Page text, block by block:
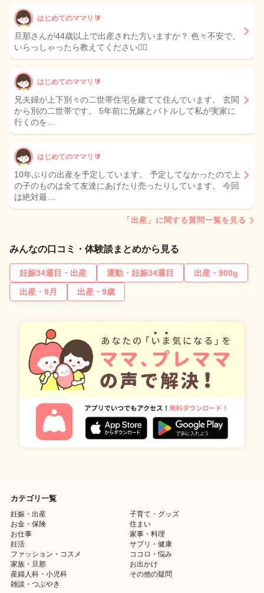
はじめてのママリ🔰
旦那さんが44歳以上で出産された方いますか？ 色々不安で、
いらっしゃったら教えてください🙇‍♀️
はじめてのママリ🔰
兄夫婦が上下別々の二世帯住宅を建てて住んでいます。 玄関
から別の二世帯です。 5年前に兄嫁とバトルして私が実家に
行くのを…
はじめてのママリ🔰
10年ぶりの出産を予定しています。 予定してなかったので上
の子のものは全て友達にあげたり売ったりしています。 今回
は絶対最…
「出産」に関する質問一覧を見る
みんなの口コミ・体験談まとめから見る
妊娠34週目・出産 運動・妊娠34週目
出産・900g
出産・9月
出産・9歳
カテゴリ一覧
妊娠・出産
子育て・グッズ
お金・保険
住まい
お仕事
家事・料理
妊活
サプリ・健康
ファッション・コスメ
ココロ・悩み
家族・旦那
お出かけ
産婦人科・小児科
その他の疑問
雑談・つぶやき